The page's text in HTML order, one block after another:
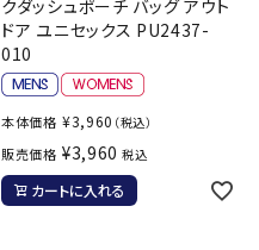
クダッシュポーチ バッグ アウト
ドア ユニセックス PU2437-
010
本体価格 ¥3,960 （税込）
販売価格 ¥3,960 税込
カートに入れる